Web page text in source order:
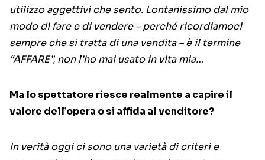
utilizzo aggettivi che sento. Lontanissimo dal mio
modo di fare e di vendere – perché ricordiamoci
sempre che si tratta di una vendita – è il termine
“AFFARE”, non l’ho mai usato in vita mia…
Ma lo spettatore riesce realmente a capire il
valore dell’opera o si affida al venditore?
In verità oggi ci sono una varietà di criteri e